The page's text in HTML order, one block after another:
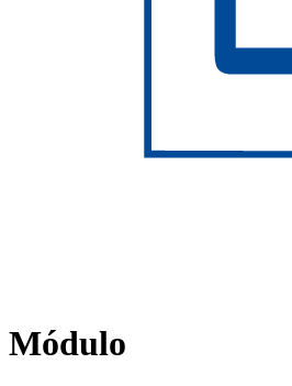
Módulo